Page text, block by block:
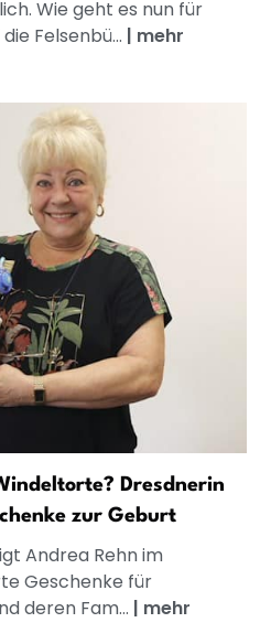
Wie geht es nun für
Felsenbü... | mehr
Dresdnerin
zur Geburt
Andrea Rehn im
Geschenke für
deren Fam... | mehr